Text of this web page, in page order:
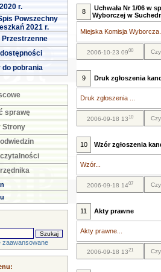
r.
Powszechny
2021 r.
Przestrzenne
do pobrania
sprawę
Strony
zaawansowane
8
Uchwała Nr 1/06 w
Wyborczej w
Miejska Komisja
2006-10-23 0900
9 Druk zgłoszenia
Druk zgłoszenia ...
2006-09-18 1310
10 Wzór zgłoszenia
Wzór...
2006-09-18 1407
11 Akty prawne
Akty prawne...
2006-09-18 1321